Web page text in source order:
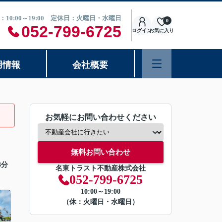
10:00～19:00 定休日：火曜日・水曜日
052-799-6725 ログインお気に入り
0
情報 会社概要
お気軽にお問い合わせください
無料お問い合わせ
名東トラスト不動産株式会社
052-799-6725
10:00～19:00
（休：火曜日・水曜日）